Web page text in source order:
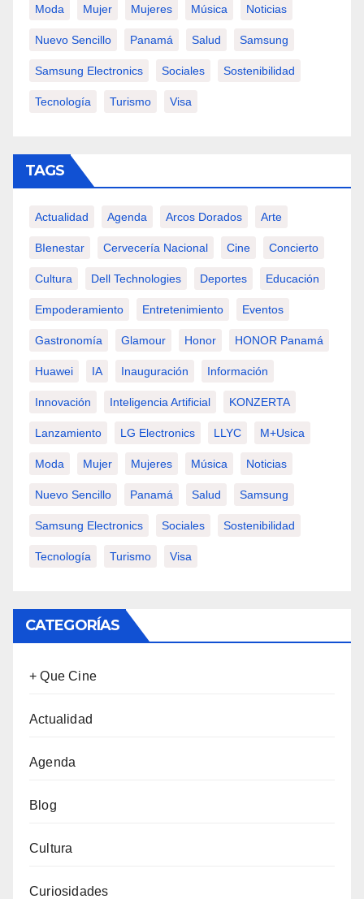
Moda Mujer Mujeres Música Noticias
Nuevo Sencillo Panamá Salud Samsung
Samsung Electronics Sociales Sostenibilidad
Tecnología Turismo Visa
TAGS
Actualidad Agenda Arcos Dorados Arte
BIenestar Cervecería Nacional Cine Concierto
Cultura Dell Technologies Deportes Educación
Empoderamiento Entretenimiento Eventos
Gastronomía Glamour Honor HONOR Panamá
Huawei IA Inauguración Información
Innovación Inteligencia Artificial KONZERTA
Lanzamiento LG Electronics LLYC M+usica
Moda Mujer Mujeres Música Noticias
Nuevo Sencillo Panamá Salud Samsung
Samsung Electronics Sociales Sostenibilidad
Tecnología Turismo Visa
CATEGORÍAS
+ Que Cine
Actualidad
Agenda
Blog
Cultura
Curiosidades